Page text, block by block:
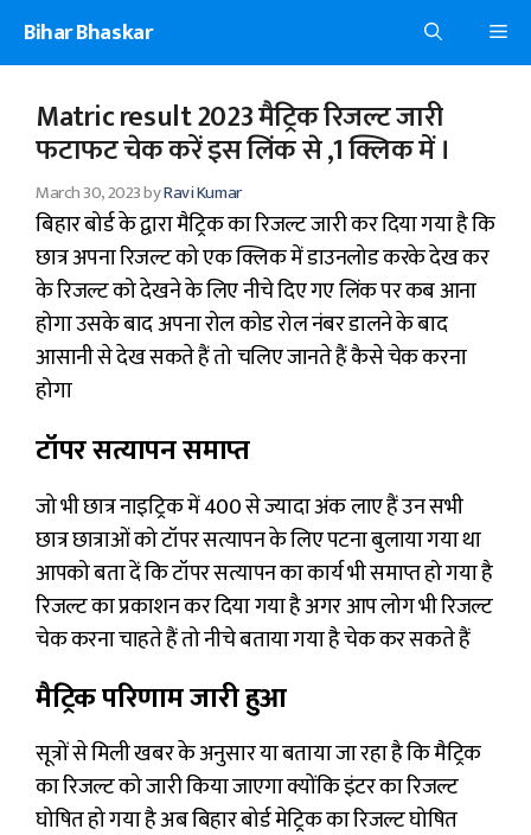
content
Bihar Bhaskar
Matric result 2023 मैट्रिक रिजल्ट जारी
फटाफट चेक करें इस लिंक से ,1 क्लिक में ।
March 30, 2023byRavi Kumar
बिहार बोर्ड के द्वारा मैट्रिक का रिजल्ट जारी कर दिया गया है कि
छात्र अपना रिजल्ट को एक क्लिक में डाउनलोड करके देख कर
के रिजल्ट को देखने के लिए नीचे दिए गए लिंक पर कब आना
होगा उसके बाद अपना रोल कोड रोल नंबर डालने के बाद
आसानी से देख सकते हैं तो चलिए जानते हैं कैसे चेक करना
होगा
टॉपर सत्यापन समाप्त
जो भी छात्र नाइट्रिक में 400 से ज्यादा अंक लाए हैं उन सभी
छात्र छात्राओं को टॉपर सत्यापन के लिए पटना बुलाया गया था
आपको बता दें कि टॉपर सत्यापन का कार्य भी समाप्त हो गया है
रिजल्ट का प्रकाशन कर दिया गया है अगर आप लोग भी रिजल्ट
चेक करना चाहते हैं तो नीचे बताया गया है चेक कर सकते हैं
मैट्रिक परिणाम जारी हुआ
सूत्रों से मिली खबर के अनुसार या बताया जा रहा है कि मैट्रिक
का रिजल्ट को जारी किया जाएगा क्योंकि इंटर का रिजल्ट
घोषित हो गया है अब बिहार बोर्ड मेट्रिक का रिजल्ट घोषित